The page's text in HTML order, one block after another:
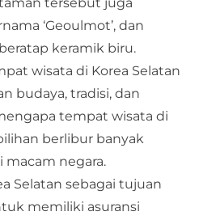
‘Geoulmot’, dan
keramik biru.
wisata di Korea Selatan
budaya, tradisi, dan
tempat wisata di
berlibur banyak
macam negara.
Selatan sebagai tujuan
memiliki asuransi